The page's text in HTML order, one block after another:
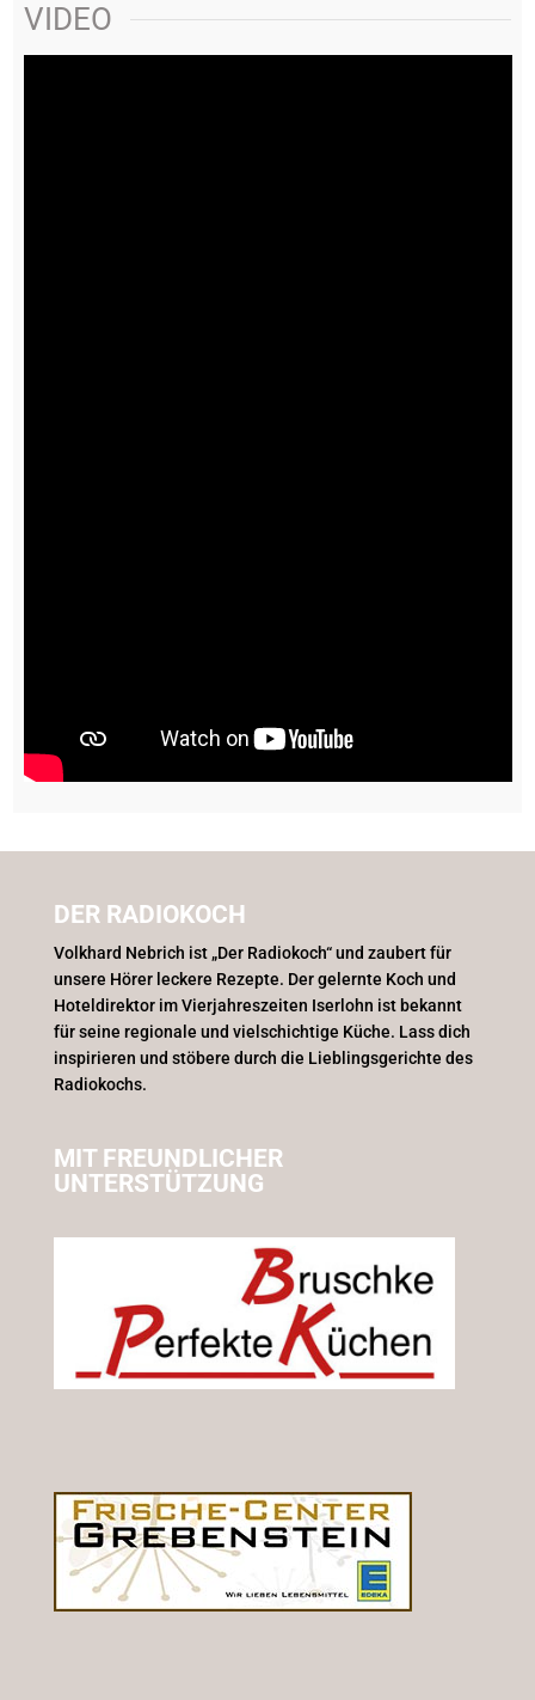
VIDEO
DER RADIOKOCH
Volkhard Nebrich ist „Der Radiokoch“ und zaubert für
unsere Hörer leckere Rezepte. Der gelernte Koch und
Hoteldirektor im Vierjahreszeiten Iserlohn ist bekannt
für seine regionale und vielschichtige Küche. Lass dich
inspirieren und stöbere durch die Lieblingsgerichte des
Radiokochs.
MIT FREUNDLICHER
UNTERSTÜTZUNG